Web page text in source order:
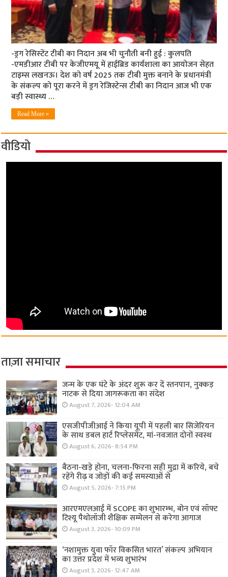
-ड्रग रेसिस्‍टेंट टीबी का निदान अब भी चुनौती बनी हुई : कुलपति
-एमडीआर टीबी पर केजीएमयू में हाईब्रिड कार्यशाला का आयोजन सेहत
टाइम्‍स लखनऊ। देश को वर्ष 2025 तक टीबी मुक्त बनाने के प्रधानमंत्री
के संकल्प को पूरा करने में ड्रग रेजिस्टेन्स टीबी का निदान आज भी एक
बड़ी स्वास्थ्य …
Read More »
वीडियो
ताज़ा समाचार
जन्म के एक घंटे के अंदर शुरू कर दें स्तनपान, नुक्कड़
नाटक से दिया जागरूकता का संदेश
August 7, 2026- 12:04 AM
एसजीपीजीआई ने किया यूपी में पहली बार सिजेरियन
के साथ डबल हार्ट रिप्लेसमेंट, मां-नवजात दोनों स्वस्थ
August 6, 2026- 8:54 PM
बैठना-खड़े होना, चलना-फिरना सही मुद्रा में करिये, बचे
रहेंगे रीढ़ व जोड़ों की कई समस्याओं से
August 5, 2026- 7:15 PM
आरएमएलआई में SCOPE का शुभारम्भ, बोन एवं सॉफ्ट
टिश्यू पैथोलॉजी शैक्षिक सम्मेलन से करेगा आगाज
August 3, 2026- 10:09 PM
‘नशामुक्त युवा फॉर विकसित भारत’ संकल्प अभियान
का उत्तर प्रदेश में भव्य शुभारंभ
August 3, 2026- 12:47 AM